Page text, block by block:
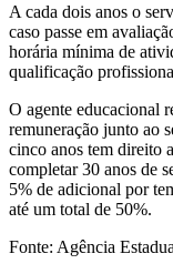
A cada dois anos o
caso passe em
horária mínima de
qualificação
O agente educacional
remuneração junto ao
cinco anos tem direito
completar 30 anos de
5% de adicional por
até um total de 50%.
Fonte: Agência